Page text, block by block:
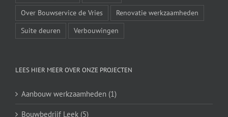
Over Bouwservice de Vries
Renovatie werkzaamheden
Suite deuren
Verbouwingen
LEES HIER MEER OVER ONZE PROJECTEN
Aanbouw werkzaamheden (1)
Bouwbedrijf Leek (5)